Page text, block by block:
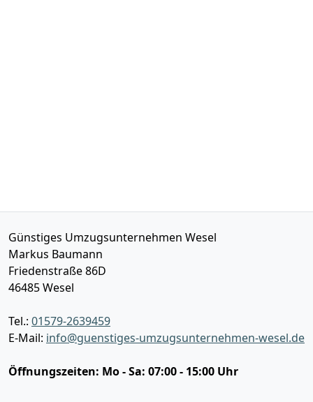
Günstiges Umzugsunternehmen Wesel
Markus Baumann
Friedenstraße 86D
46485Wesel
Tel.: 01579-2639459
E-Mail: info@guenstiges-umzugsunternehmen-wesel.de
Öffnungszeiten: Mo - Sa: 07:00 - 15:00 Uhr